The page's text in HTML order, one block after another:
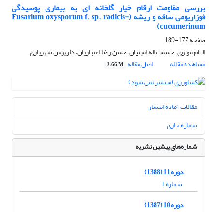
بررسی مقاومت ارقام خیار گلخانه ای به بیماری پوسیدگی
فوزاریومی ساقه و ریشه (Fusarium oxysporum f. sp. radicis-
cucumerinum)
صفحه177-189
الهام مولوی، حشمت اله امینیان، حسن رضا اعتباریان، داریوش شهریاری
مشاهده مقاله
اصل مقاله 2.66 M
مقالات آماده انتشار
شماره جاری
شماره‌های پیشین نشریه
دوره 11 (1388)
شماره 1
دوره 10 (1387)